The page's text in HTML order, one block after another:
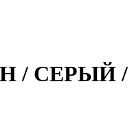
/ СЕРЫЙ /